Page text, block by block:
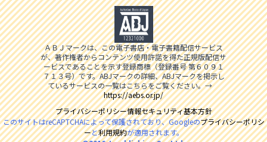
ＡＢＪマークは、この電子書店・電子書籍配信サービス
が、著作権者からコンテンツ使用許諾を得た正規版配信サ
ービスであることを示す登録商標（登録番号 第６０９１
７１３号）です。ABJマークの詳細、ABJマークを掲示し
ているサービスの一覧はこちらをご覧ください。→
https://aebs.or.jp/
プライバシーポリシー情報セキュリティ基本方針
このサイトはreCAPTCHAによって保護されており、Googleのプライバシーポリシ
ーと利用規約が適用されます。